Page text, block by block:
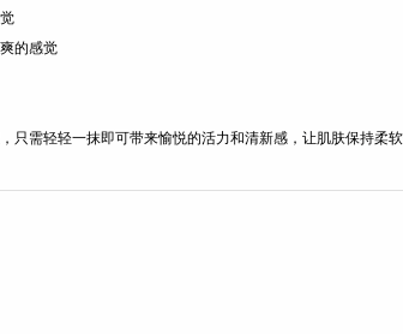
的感觉
只需轻轻一抹即可带来愉悦的活力和清新感，让肌肤保持柔软